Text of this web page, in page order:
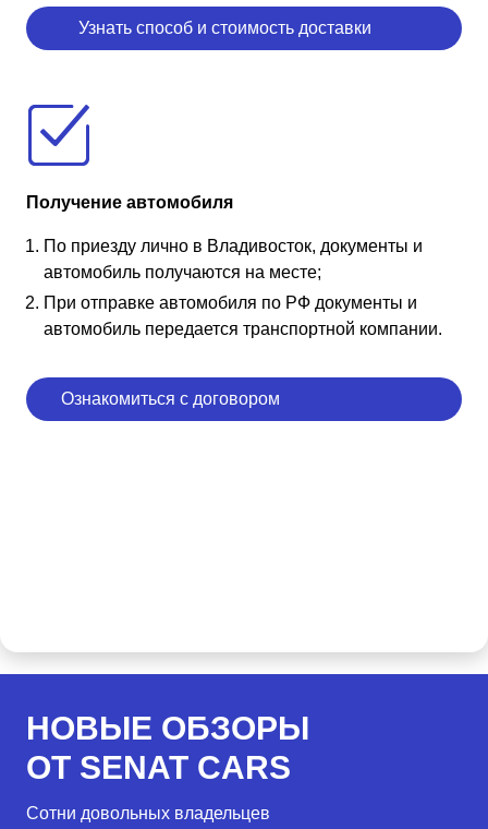
Узнать способ и стоимость доставки
Получение автомобиля
По приезду лично в Владивосток, документы и
автомобиль получаются на месте;
При отправке автомобиля по РФ документы и
автомобиль передается транспортной компании.
Ознакомиться с договором
НОВЫЕ ОБЗОРЫ
ОТ SENAT CARS
Сотни довольных владельцев